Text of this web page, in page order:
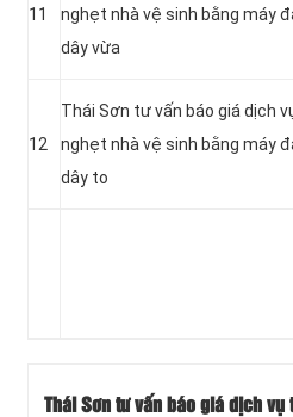
11
nghẹt nhà vệ sinh bằng máy
dây vừa
12
Thái Sơn tư vấn báo giá dịch
nghẹt nhà vệ sinh bằng máy
dây to
Thái Sơn tư vấn báo giá dịch vụ